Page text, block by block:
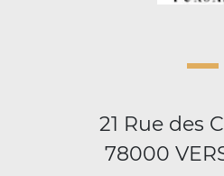
21 Rue des
78000